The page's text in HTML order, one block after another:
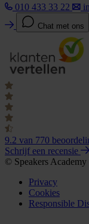
010 433 33 22
Chat met ons
9.2 van 770
Schrijf een recensie
© Speakers Academy
Privacy
Cookies
Responsible